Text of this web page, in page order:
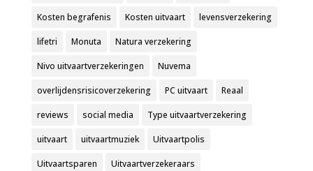
Kosten begrafenis Kosten uitvaart levensverzekering
lifetri Monuta Natura verzekering
Nivo uitvaartverzekeringen Nuvema
overlijdensrisicoverzekering PC uitvaart Reaal
reviews social media Type uitvaartverzekering
uitvaart uitvaartmuziek Uitvaartpolis
Uitvaartsparen Uitvaartverzekeraars